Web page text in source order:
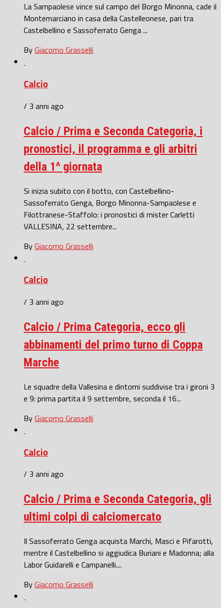
La Sampaolese vince sul campo del Borgo Minonna, cade il
Montemarciano in casa della Castelleonese, pari tra
Castelbellino e Sassoferrato Genga ...
ByGiacomo Grasselli
Calcio
/ 3 anni ago
Calcio / Prima e Seconda Categoria, i
pronostici, il programma e gli arbitri
della 1^ giornata
Si inizia subito con il botto, con Castelbellino-
Sassoferrato Genga, Borgo Minonna-Sampaolese e
Filottranese-Staffolo: i pronostici di mister Carletti
VALLESINA, 22 settembre...
ByGiacomo Grasselli
Calcio
/ 3 anni ago
Calcio / Prima Categoria, ecco gli
abbinamenti del primo turno di Coppa
Marche
Le squadre della Vallesina e dintorni suddivise tra i gironi 3
e 9: prima partita il 9 settembre, seconda il 16...
ByGiacomo Grasselli
Calcio
/ 3 anni ago
Calcio / Prima e Seconda Categoria, gli
ultimi colpi di calciomercato
Il Sassoferrato Genga acquista Marchi, Masci e Pifarotti,
mentre il Castelbellino si aggiudica Buriani e Madonna; alla
Labor Guidarelli e Campanelli....
ByGiacomo Grasselli